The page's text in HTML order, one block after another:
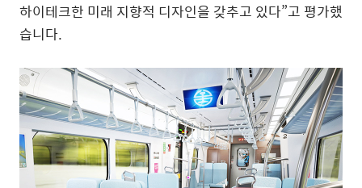
하이테크한 미래 지향적 디자인을 갖추고 있다”고 평가했
습니다.